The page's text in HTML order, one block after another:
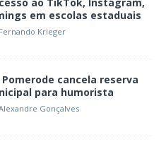
ao TikTok, Instagram,
em escolas estaduais
Fernando Krieger
cancela reserva
para humorista
Gonçalves